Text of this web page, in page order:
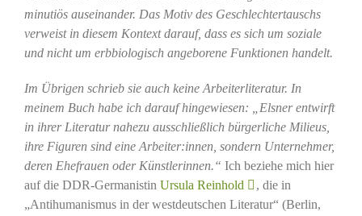
minutiös auseinander. Das Motiv des Geschlechtertauschs
verweist in diesem Kontext darauf, dass es sich um soziale
und nicht um erbbiologisch angeborene Funktionen handelt.
Im Übrigen schrieb sie auch keine Arbeiterliteratur. In
meinem Buch habe ich darauf hingewiesen: „Elsner entwirft
in ihrer Literatur nahezu ausschließlich bürgerliche Milieus,
ihre Figuren sind eine Arbeiter:innen, sondern Unternehmer,
deren Ehefrauen oder Künstlerinnen.“ Ich beziehe mich hier
auf die DDR-Germanistin Ursula Reinhold
, die in
„Antihumanismus in der westdeutschen Literatur“ (Berlin,